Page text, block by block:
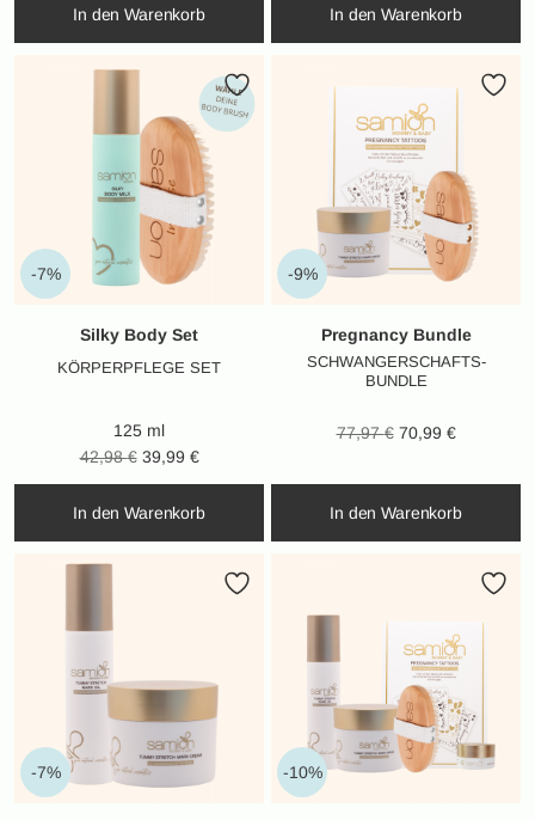
In den Warenkorb
In den Warenkorb
-7%
Silky Body Set
KÖRPERPFLEGE SET
125 ml
42,98€ Ursprünglicher
Preis war:
42,98 €
39,99 €Aktueller
Preis ist:
39,99 €.
In den Warenkorb
-9%
Pregnancy Bundle
SCHWANGERSCHAFTS-
BUNDLE
77,97€ Ursprünglicher
70,99 €Aktueller
In den Warenkorb
-7% -10%